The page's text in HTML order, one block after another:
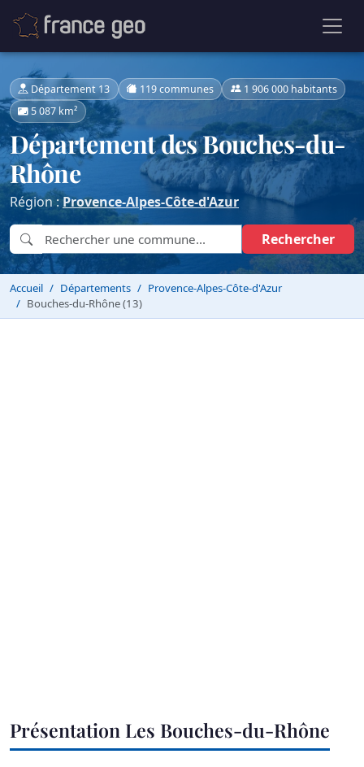
Département 13 119 communes
1 906 000 habitants
5 087 km²
Département des Bouches-du-
Rhône
Région :Provence-Alpes-Côte-d'Azur
Rechercher
Accueil Départements
Provence-Alpes-Côte-d'Azur
Bouches-du-Rhône (13)
Présentation Les Bouches-du-Rhône